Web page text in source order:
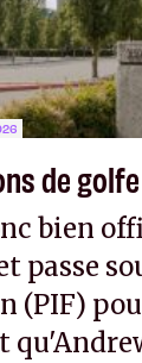
de golfe
bien
passe
(PIF)